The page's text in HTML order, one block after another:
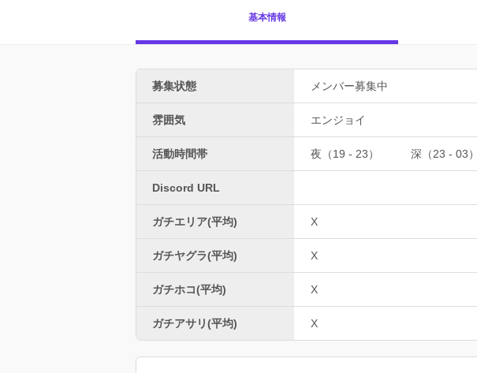
基本情報
募集状態 メンバー募集中
雰囲気 エンジョイ
活動時間帯 夜（19 - 23） 深（23 - 03）
Discord URL
ガチエリア(平均) X
ガチヤグラ(平均) X
ガチホコ(平均) X
ガチアサリ(平均) X